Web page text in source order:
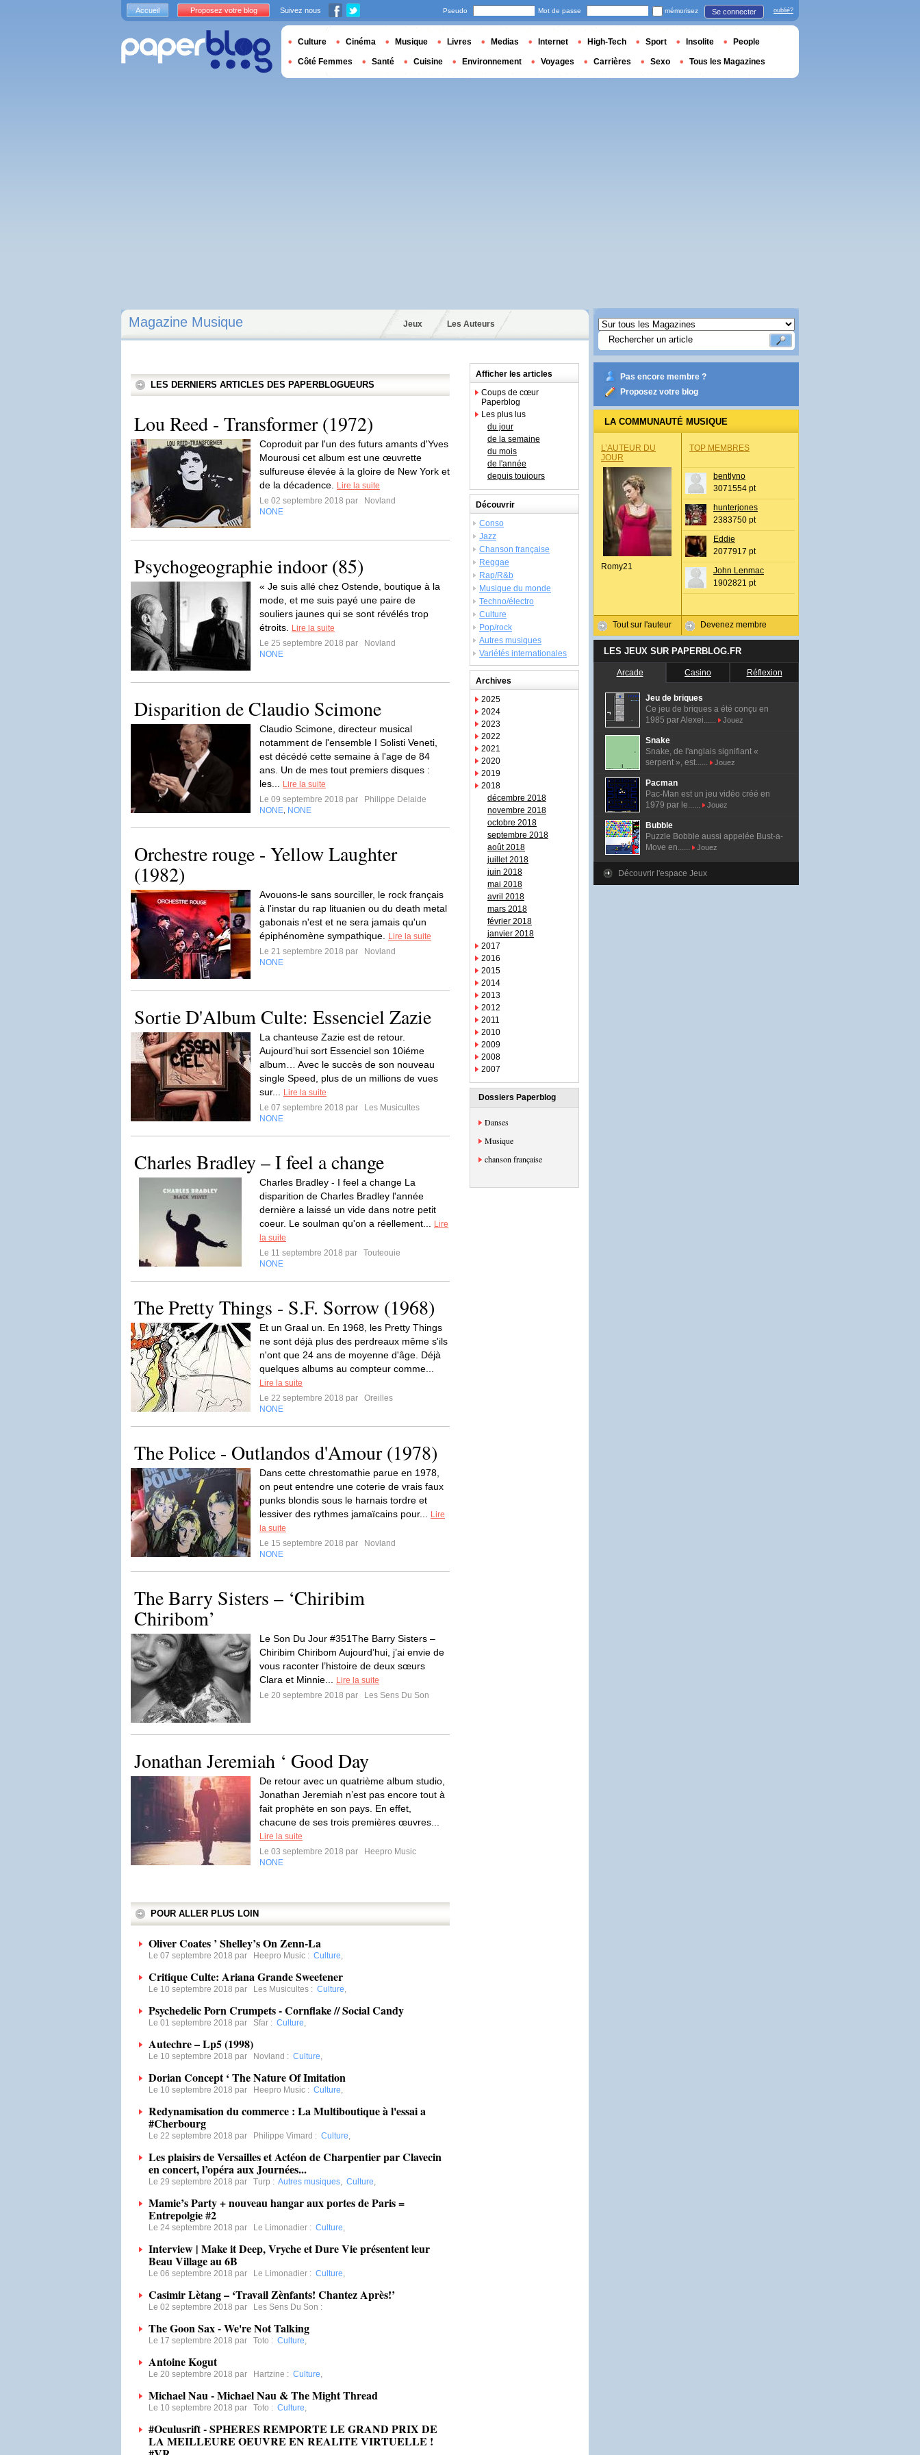
Magazine Musique Jeux Les Auteurs
LES DERNIERS ARTICLES DES PAPERBLOGUEURS
Lou Reed - Transformer (1972)
Coproduit par l'un des futurs amants d'Yves
Mourousi cet album est une œuvrette
sulfureuse élevée à la gloire de New York et
de la décadence.
Lire la suite
Le 02 septembre 2018 par
Novland
NONE
Psychogeographie indoor (85)
« Je suis allé chez Ostende, boutique à la
mode, et me suis payé une paire de
souliers jaunes qui se sont révélés trop
étroits.
Lire la suite
Le 25 septembre 2018 par
Novland
NONE
Disparition de Claudio Scimone
Claudio Scimone, directeur musical
notamment de l'ensemble I Solisti Veneti,
est décédé cette semaine à l'age de 84
ans. Un de mes tout premiers disques :
les...
Lire la suite
Le 09 septembre 2018 par
Philippe Delaide
NONE NONE
Orchestre rouge - Yellow Laughter
(1982)
Avouons-le sans sourciller, le rock français
à l'instar du rap lituanien ou du death metal
gabonais n'est et ne sera jamais qu'un
épiphénomène sympathique.
Lire la suite
Le 21 septembre 2018 par
Novland
NONE
Sortie D'Album Culte: Essenciel Zazie
La chanteuse Zazie est de retour.
Aujourd’hui sort Essenciel son 10iéme
album… Avec le succès de son nouveau
single Speed, plus de un millions de vues
sur...
Lire la suite
Le 07 septembre 2018 par
Les Musicultes
NONE
Charles Bradley – I feel a change
Charles Bradley - I feel a change La
disparition de Charles Bradley l'année
dernière a laissé un vide dans notre petit
coeur. Le soulman qu'on a réellement...
Lire
la suite
Le 11 septembre 2018 par
Touteouie
NONE
The Pretty Things - S.F. Sorrow (1968)
Et un Graal un. En 1968, les Pretty Things
ne sont déjà plus des perdreaux même s'ils
n'ont que 24 ans de moyenne d'âge. Déjà
quelques albums au compteur comme...
Lire la suite
Le 22 septembre 2018 par
Oreilles
NONE
The Police - Outlandos d'Amour (1978)
Dans cette chrestomathie parue en 1978,
on peut entendre une coterie de vrais faux
punks blondis sous le harnais tordre et
lessiver des rythmes jamaïcains pour...
Lire
la suite
Le 15 septembre 2018 par
Novland
NONE
The Barry Sisters – ‘Chiribim
Chiribom’
Le Son Du Jour #351The Barry Sisters –
Chiribim Chiribom Aujourd’hui, j’ai envie de
vous raconter l’histoire de deux sœurs
Clara et Minnie...
Lire la suite
Le 20 septembre 2018 par
Les Sens Du Son
Jonathan Jeremiah ‘ Good Day
De retour avec un quatrième album studio,
Jonathan Jeremiah n’est pas encore tout à
fait prophète en son pays. En effet,
chacune de ses trois premières œuvres...
Lire la suite
Le 03 septembre 2018 par
Heepro Music
NONE
POUR ALLER PLUS LOIN
Oliver Coates ’ Shelley’s On Zenn-La
Le 07 septembre 2018 par Heepro Music : Culture,
Critique Culte: Ariana Grande Sweetener
Le 10 septembre 2018 par Les Musicultes : Culture,
Psychedelic Porn Crumpets - Cornflake // Social Candy
Le 01 septembre 2018 par Sfar : Culture,
Autechre – Lp5 (1998)
Le 10 septembre 2018 par Novland : Culture,
Dorian Concept ‘ The Nature Of Imitation
Le 10 septembre 2018 par Heepro Music : Culture,
Redynamisation du commerce : La Multiboutique à l'essai a
#Cherbourg
Le 22 septembre 2018 par Philippe Vimard : Culture,
Les plaisirs de Versailles et Actéon de Charpentier par Clavecin
en concert, l’opéra aux Journées...
Le 29 septembre 2018 par Turp : Autres musiques, Culture,
Mamie’s Party + nouveau hangar aux portes de Paris =
Entrepolgie #2
Le 24 septembre 2018 par Le Limonadier : Culture,
Interview | Make it Deep, Vryche et Dure Vie présentent leur
Beau Village au 6B
Le 06 septembre 2018 par Le Limonadier : Culture,
Casimir Lètang – ‘Travail Zènfants! Chantez Après!’
Le 02 septembre 2018 par Les Sens Du Son :
The Goon Sax - We're Not Talking
Le 17 septembre 2018 par Toto : Culture,
Antoine Kogut
Le 20 septembre 2018 par Hartzine : Culture,
Michael Nau - Michael Nau & The Might Thread
Le 10 septembre 2018 par Toto : Culture,
#Oculusrift - SPHERES REMPORTE LE GRAND PRIX DE
LA MEILLEURE OEUVRE EN REALITE VIRTUELLE !
Afficher les articles
Coups de cœur
Paperblog
Les plus lus
du jour
de la semaine
du mois
de l'année
depuis toujours
Découvrir
Conso
Jazz
Chanson française
Reggae
Rap/R&b
Musique du monde
Techno/électro
Culture
Pop/rock
Autres musiques
Variétés internationales
Archives
2025
2024
2023
2022
2021
2020
2019
2018
décembre 2018
novembre 2018
octobre 2018
septembre 2018
août 2018
juillet 2018
juin 2018
mai 2018
avril 2018
mars 2018
février 2018
janvier 2018
2017
2016
2015
2014
2013
2012
2011
2010
2009
2008
2007
Dossiers Paperblog
Danses
Musique
chanson française
Pas encore membre ?
Proposez votre blog
LA COMMUNAUTÉ MUSIQUE
L’AUTEUR DU
JOUR
Romy21
Tout sur l'auteur
TOP MEMBRES
bentlyno
3071554 pt
hunterjones
2383750 pt
Eddie
2077917 pt
John Lenmac
1902821 pt
Devenez membre
LES JEUX SUR PAPERBLOG.FR
Arcade Casino Réflexion
Jeu de briques
Ce jeu de briques a été conçu en
1985 par Alexei......
Jouez
Snake
Snake, de l'anglais signifiant «
serpent », est......
Jouez
Pacman
Pac-Man est un jeu vidéo créé en
1979 par le......
Jouez
Bubble
Puzzle Bobble aussi appelée Bust-a-
Move en......
Jouez
Découvrir l'espace Jeux
Accueil Proposez votre blog Suivez nous Pseudo Mot de passe mémorisez Se connecter oublié?
Culture Cinéma Musique Livres Medias Internet High-Tech Sport Insolite People
Côté Femmes Santé Cuisine Environnement Voyages Carrières Sexo Tous les Magazines